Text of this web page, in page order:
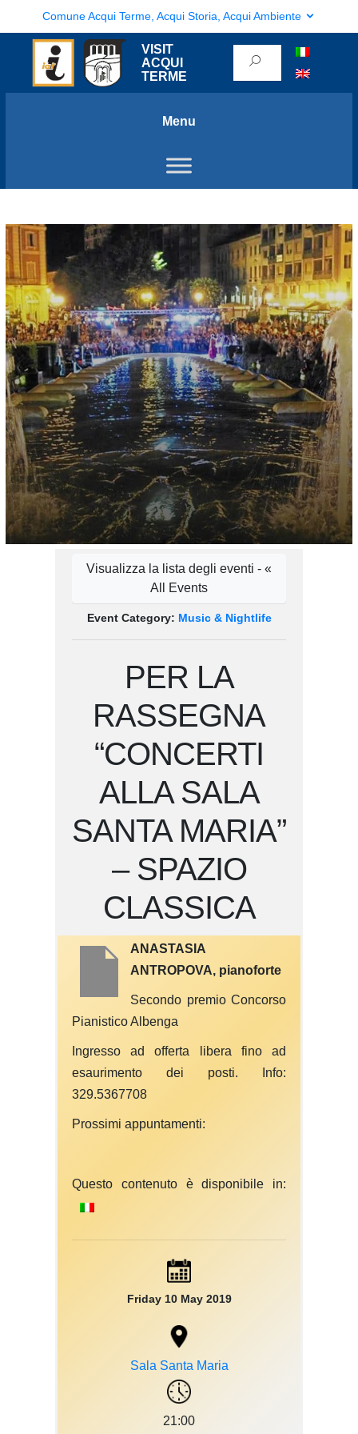
Comune Acqui Terme, Acqui Storia, Acqui Ambiente
VISIT
ACQUI
TERME
Menu
Visualizza la lista degli eventi - «
All Events
Event Category: Music & Nightlife
PER LA
RASSEGNA
“CONCERTI
ALLA SALA
SANTA MARIA”
– SPAZIO
CLASSICA
ANASTASIA
ANTROPOVA, pianoforte
Secondo premio Concorso
Pianistico Albenga
Ingresso ad offerta libera fino ad
esaurimento dei posti. Info:
329.5367708
Prossimi appuntamenti:
Questo contenuto è disponibile in:
Friday 10 May 2019
Sala Santa Maria
21:00